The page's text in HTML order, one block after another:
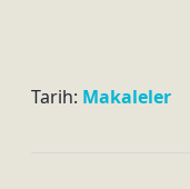
Tarih: Makaleler